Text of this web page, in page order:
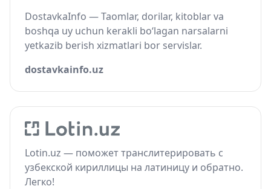
DostavkaInfo — Taomlar, dorilar, kitoblar va
boshqa uy uchun kerakli bo‘lagan narsalarni
yetkazib berish xizmatlari bor servislar.
dostavkainfo.uz
Lotin.uz — поможет транслитерировать с
узбекской кириллицы на латиницу и обратно.
Легко!